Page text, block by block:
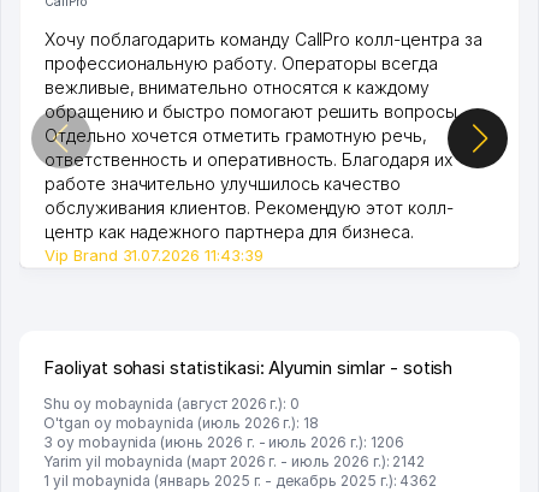
Хочу поблагодарить команду CallPro колл-центра за
профессиональную работу. Операторы всегда
вежливые, внимательно относятся к каждому
обращению и быстро помогают решить вопросы.
Отдельно хочется отметить грамотную речь,
ответственность и оперативность. Благодаря их
работе значительно улучшилось качество
обслуживания клиентов. Рекомендую этот колл-
центр как надежного партнера для бизнеса.
Vip Brand 31.07.2026 11:43:39
Faoliyat sohasi statistikasi: Alyumin simlar - sotish
Shu oy mobaynida (август 2026 г.): 0
O'tgan oy mobaynida (июль 2026 г.): 18
3 oy mobaynida (июнь 2026 г. - июль 2026 г.): 1206
Yarim yil mobaynida (март 2026 г. - июль 2026 г.): 2142
1 yil mobaynida (январь 2025 г. - декабрь 2025 г.): 4362